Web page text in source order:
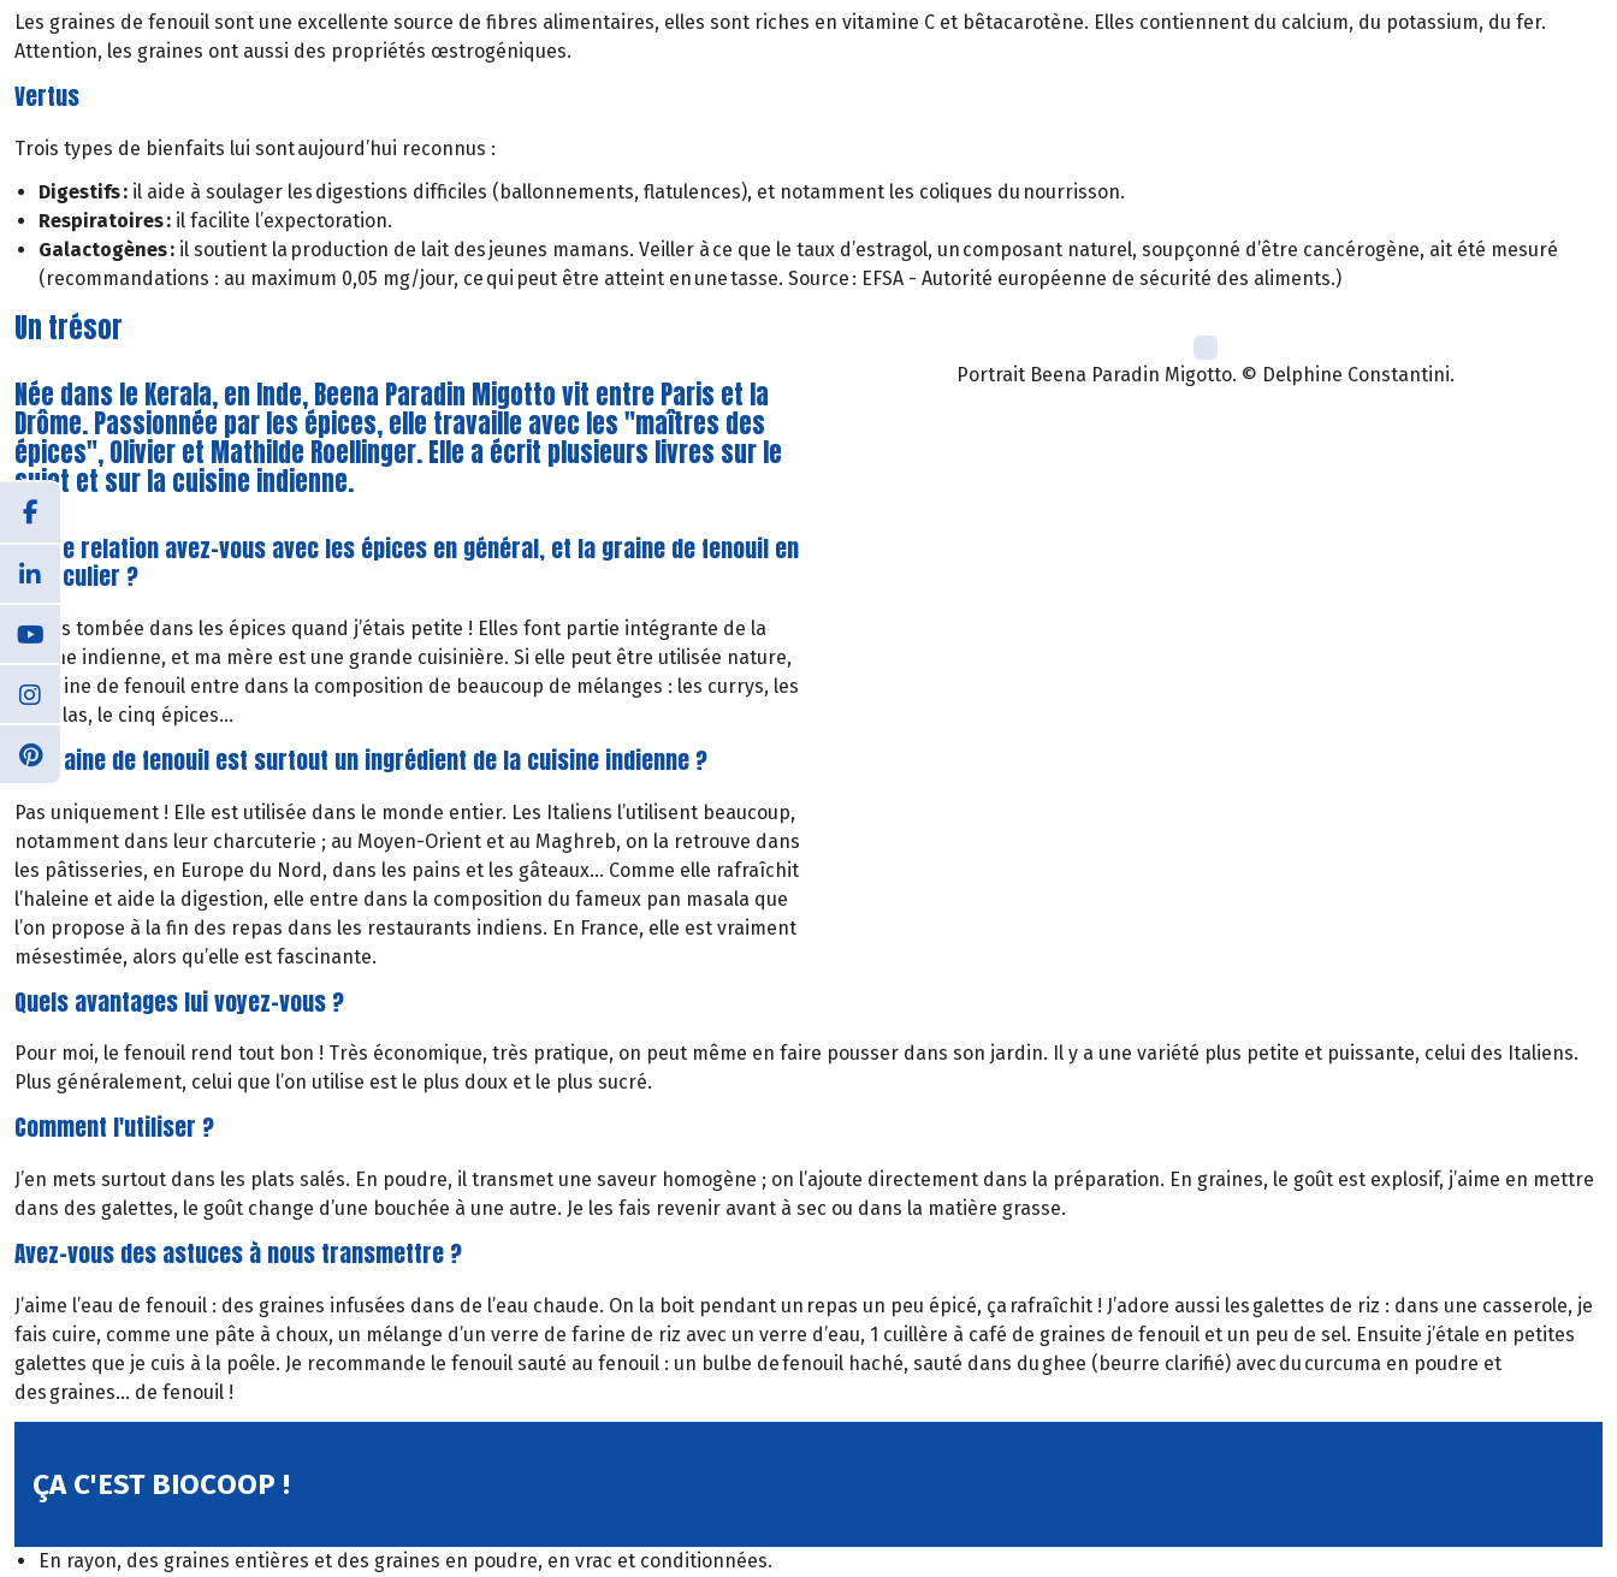
Les graines de fenouil sont une excellente source de fibres alimentaires, elles sont riches en vitamine C et bêtacarotène. Elles contiennent du calcium, du potassium, du fer.
Attention, les graines ont aussi des propriétés œstrogéniques.
Vertus
Trois types de bienfaits lui sont aujourd’hui reconnus :
Digestifs : il aide à soulager les digestions difficiles (ballonnements, flatulences), et notamment les coliques du nourrisson.
Respiratoires : il facilite l’expectoration.
Galactogènes : il soutient la production de lait des jeunes mamans. Veiller à ce que le taux d’estragol, un composant naturel, soupçonné d’être cancérogène, ait été mesuré
(recommandations : au maximum 0,05 mg/jour, ce qui peut être atteint en une tasse. Source : EFSA - Autorité européenne de sécurité des aliments.)
Un trésor
Née dans le Kerala, en Inde, Beena Paradin Migotto vit entre Paris et la
Drôme. Passionnée par les épices, elle travaille avec les "maîtres des
épices", Olivier et Mathilde Roellinger. Elle a écrit plusieurs livres sur le
sujet et sur la cuisine indienne.
Quelle relation avez-vous avec les épices en général, et la graine de fenouil en
particulier ?
Je suis tombée dans les épices quand j’étais petite ! Elles font partie intégrante de la
cuisine indienne, et ma mère est une grande cuisinière. Si elle peut être utilisée nature,
la graine de fenouil entre dans la composition de beaucoup de mélanges : les currys, les
masalas, le cinq épices…
La graine de fenouil est surtout un ingrédient de la cuisine indienne ?
Pas uniquement ! EIle est utilisée dans le monde entier. Les Italiens l’utilisent beaucoup,
notamment dans leur charcuterie ; au Moyen-Orient et au Maghreb, on la retrouve dans
les pâtisseries, en Europe du Nord, dans les pains et les gâteaux… Comme elle rafraîchit
l’haleine et aide la digestion, elle entre dans la composition du fameux pan masala que
l’on propose à la fin des repas dans les restaurants indiens. En France, elle est vraiment
mésestimée, alors qu’elle est fascinante.
Portrait Beena Paradin Migotto. © Delphine Constantini.
Quels avantages lui voyez-vous ?
Pour moi, le fenouil rend tout bon ! Très économique, très pratique, on peut même en faire pousser dans son jardin. Il y a une variété plus petite et puissante, celui des Italiens.
Plus généralement, celui que l’on utilise est le plus doux et le plus sucré.
Comment l'utiliser ?
J’en mets surtout dans les plats salés. En poudre, il transmet une saveur homogène ; on l’ajoute directement dans la préparation. En graines, le goût est explosif, j’aime en mettre
dans des galettes, le goût change d’une bouchée à une autre. Je les fais revenir avant à sec ou dans la matière grasse.
Avez-vous des astuces à nous transmettre ?
J’aime l’eau de fenouil : des graines infusées dans de l’eau chaude. On la boit pendant un repas un peu épicé, ça rafraîchit ! J’adore aussi les galettes de riz : dans une casserole, je
fais cuire, comme une pâte à choux, un mélange d’un verre de farine de riz avec un verre d’eau, 1 cuillère à café de graines de fenouil et un peu de sel. Ensuite j’étale en petites
galettes que je cuis à la poêle. Je recommande le fenouil sauté au fenouil : un bulbe de fenouil haché, sauté dans du ghee (beurre clarifié) avec du curcuma en poudre et
des graines… de fenouil !
ÇA C'EST BIOCOOP !
En rayon, des graines entières et des graines en poudre, en vrac et conditionnées.